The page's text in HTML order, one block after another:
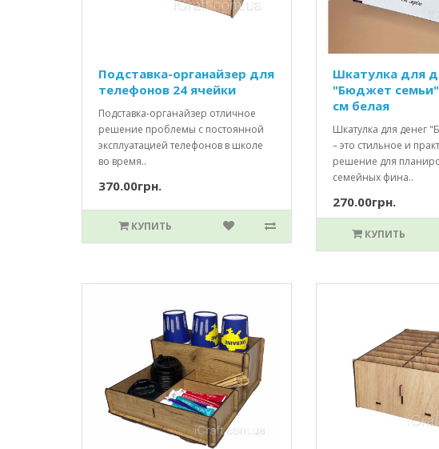
Подставка-органайзер для
телефонов 24 ячейки
Подставка-органайзер отличное
решение проблемы с постоянной
эксплуатацией телефонов в школе
во время..
370.00грн.
КУПИТЬ
Шкатулка для
"Бюджет семьи"
см белая
Шкатулка для денег
– это стильное и
решение для
семейных фина..
270.00грн.
КУПИТЬ